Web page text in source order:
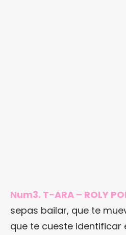
Num3. T-ARA – ROLY
sepas bailar, que te
que te cueste identificar